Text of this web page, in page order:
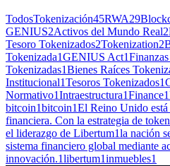
TodosTokenización45RWA29
GENIUS2Activos del Mundo Real2
Tesoro Tokenizados2Tokenization2
Tokenizada1GENIUS Act1
Tokenizadas1Bienes Raíces
Institucional1Tesoros Tokenizados1
Normativo1Intraestructura1Finance1
bitcoin1bitcoin1El Reino Unido
financiera. Con la estrategia de
el liderazgo de Libertum1la nación
sistema financiero global mediante
innovación.1libertum1inmuebles1